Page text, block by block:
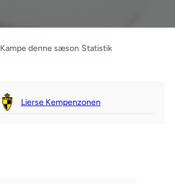
Kampe denne sæson Statistik
Lierse Kempenzonen